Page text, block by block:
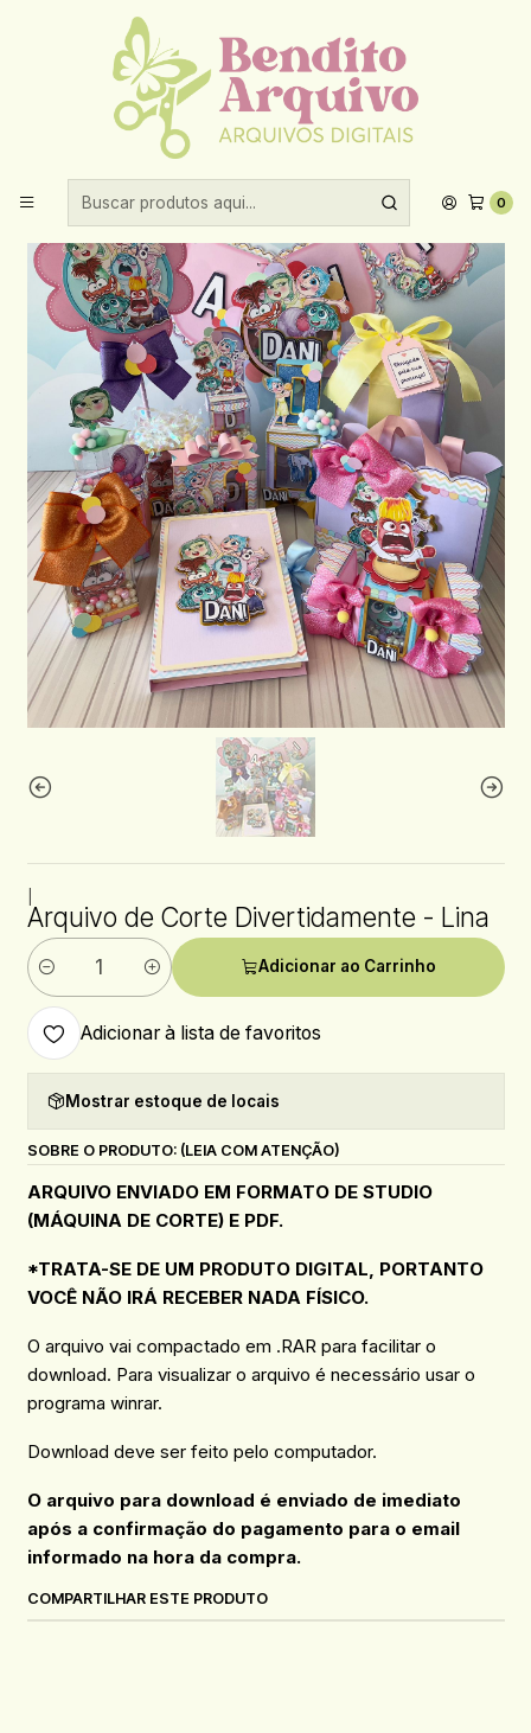
0
Aproveite 10% de desconto ao comprar acima de R$30,00!
Festas prontas Arquivo de Corte Divertidamente - Lina
Arquivo de Corte Divertidamente - Lina
Quantidade
Adicionar ao Carrinho
Adicionar à lista de favoritos
Mostrar estoque de locais
SOBRE O PRODUTO: (LEIA COM ATENÇÃO)
ARQUIVO ENVIADO EM FORMATO DE STUDIO
(MÁQUINA DE CORTE) E PDF.
*TRATA-SE DE UM PRODUTO DIGITAL, PORTANTO
VOCÊ NÃO IRÁ RECEBER NADA FÍSICO.
O arquivo vai compactado em .RAR para facilitar o
download. Para visualizar o arquivo é necessário usar o
programa winrar.
Download deve ser feito pelo computador.
O arquivo para download é enviado de imediato
após a confirmação do pagamento para o email
informado na hora da compra.
COMPARTILHAR ESTE PRODUTO